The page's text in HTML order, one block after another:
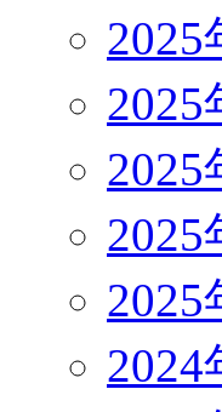
2025
2025
2025
2025
2025
2024